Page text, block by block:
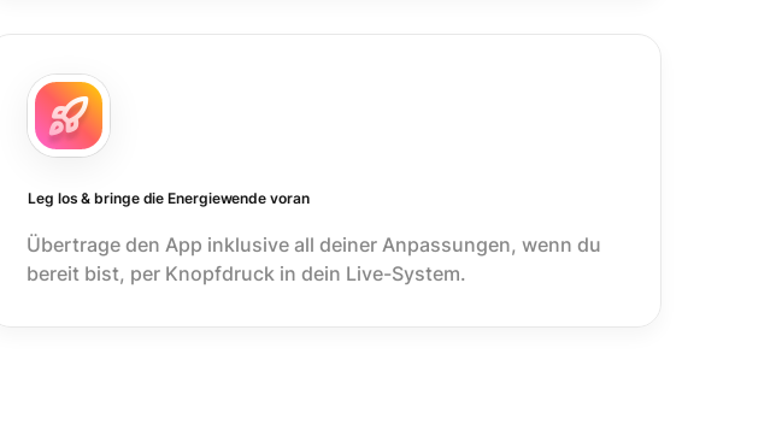
Leg los & bringe die Energiewende voran
Übertrage den App inklusive all deiner Anpassungen, wenn du
bereit bist, per Knopfdruck in dein Live-System.